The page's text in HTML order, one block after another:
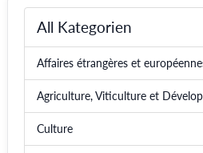
All Kategorien
Affaires étrangères et
Agriculture, Viticulture et
Culture